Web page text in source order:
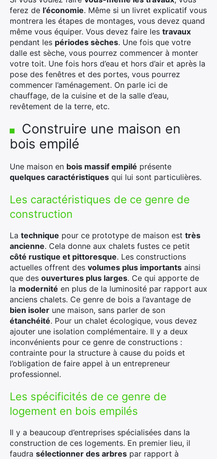
ferez de l’économie. Même si un livret explicatif vous
montrera les étapes de montages, vous devez quand
même vous équiper. Vous devez faire les travaux
pendant les périodes sèches. Une fois que votre
dalle est sèche, vous pourrez commencer à monter
votre toit. Une fois hors d’eau et hors d’air et après la
pose des fenêtres et des portes, vous pourrez
commencer l’aménagement. On parle ici de
chauffage, de la cuisine et de la salle d’eau,
revêtement de la terre, etc.
Construire une maison en
bois empilé
Une maison en bois massif empilé présente
quelques caractéristiques qui lui sont particulières.
Les caractéristiques de ce genre de
construction
La technique pour ce prototype de maison est très
ancienne. Cela donne aux chalets fustes ce petit
côté rustique et pittoresque. Les constructions
actuelles offrent des volumes plus importants ainsi
que des ouvertures plus larges. Ce qui apporte de
la modernité en plus de la luminosité par rapport aux
anciens chalets. Ce genre de bois a l’avantage de
bien isoler une maison, sans parler de son
étanchéité. Pour un chalet écologique, vous devez
ajouter une isolation complémentaire. Il y a deux
inconvénients pour ce genre de constructions :
contrainte pour la structure à cause du poids et
l’obligation de faire appel à un entrepreneur
professionnel.
Les spécificités de ce genre de
logement en bois empilés
Il y a beaucoup d’entreprises spécialisées dans la
construction de ces logements. En premier lieu, il
faudra sélectionner des arbres par rapport à
×
Rechercher